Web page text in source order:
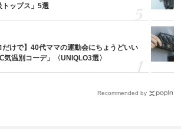
トップス」5選
だけで】40代ママの運動会にちょうどいい
気温別コーデ」〈UNIQLO3選〉
Recommended by